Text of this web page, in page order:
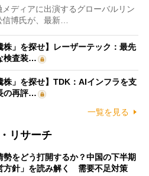
ディアに出演するグローバルリン
博氏が、最新…
株」を探せ】レーザーテック：最先
検査装…
株」を探せ】TDK：AIインフラを支
の再評…
一覧を見る
リサーチ
勢をどう打開するか？中国の下半期
方針」を読み解く 需要不足対策